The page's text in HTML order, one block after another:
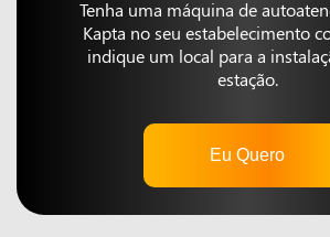
Tenha uma máquina de
Kapta no seu estabelecimento
indique um local para a
estação.
Eu Quero